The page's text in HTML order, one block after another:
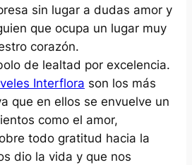
sin lugar a dudas amor y
que ocupa un lugar muy
corazón.
de lealtad por excelencia.
Interflora son los más
que en ellos se envuelve un
como el amor,
todo gratitud hacia la
dio la vida y que nos